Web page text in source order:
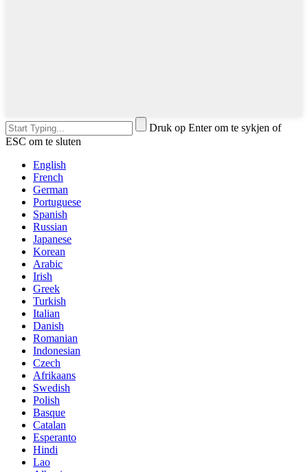
Druk op Enter om te sykjen of
ESC om te sluten
English
French
German
Portuguese
Spanish
Russian
Japanese
Korean
Arabic
Irish
Greek
Turkish
Italian
Danish
Romanian
Indonesian
Czech
Afrikaans
Swedish
Polish
Basque
Catalan
Esperanto
Hindi
Lao